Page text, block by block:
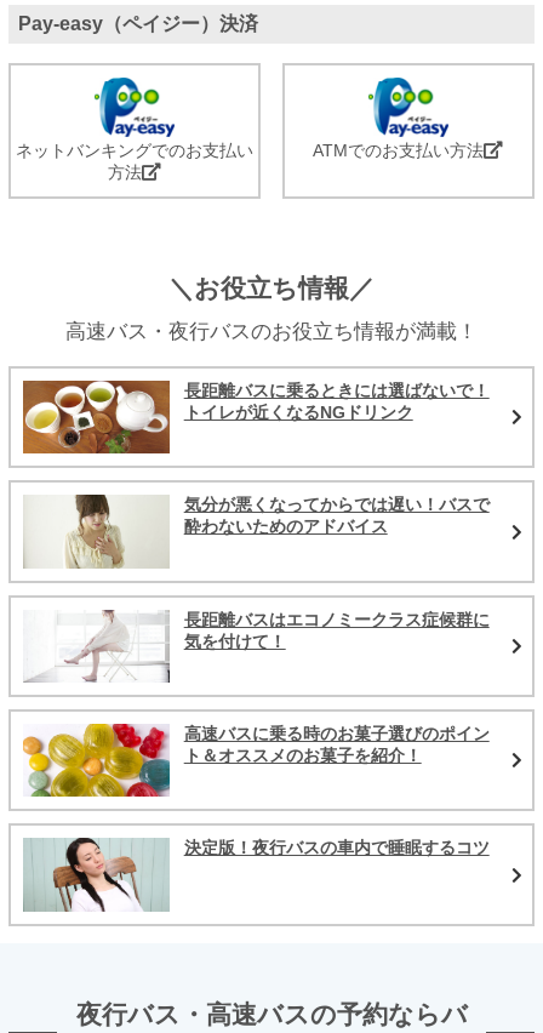
Pay-easy（ペイジー）決済
ネットバンキングでのお支払い
方法
ATMでのお支払い方法
＼お役立ち情報／
高速バス・夜行バスのお役立ち情報が満載！
長距離バスに乗るときには選ばないで！
トイレが近くなるNGドリンク
気分が悪くなってからでは遅い！バスで
酔わないためのアドバイス
長距離バスはエコノミークラス症候群に
気を付けて！
高速バスに乗る時のお菓子選びのポイン
ト＆オススメのお菓子を紹介！
決定版！夜行バスの車内で睡眠するコツ
夜行バス・高速バスの予約ならバ